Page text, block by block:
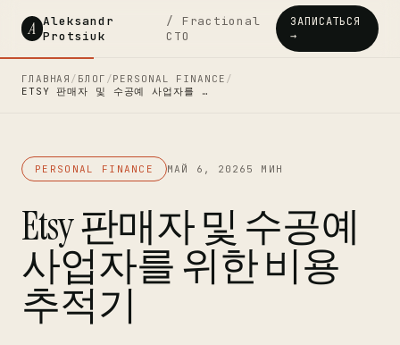
A Aleksandr
Protsiuk
/ Fractional
CTO
ЗАПИСАТЬСЯ
→
ГЛАВНАЯ / БЛОГ /PERSONAL FINANCE /
ETSY 판매자 및 수공예 사업자를 …
PERSONAL FINANCE МАЙ 6, 2026 5 МИН
Etsy 판매자 및 수공예
사업자를 위한 비용
추적기